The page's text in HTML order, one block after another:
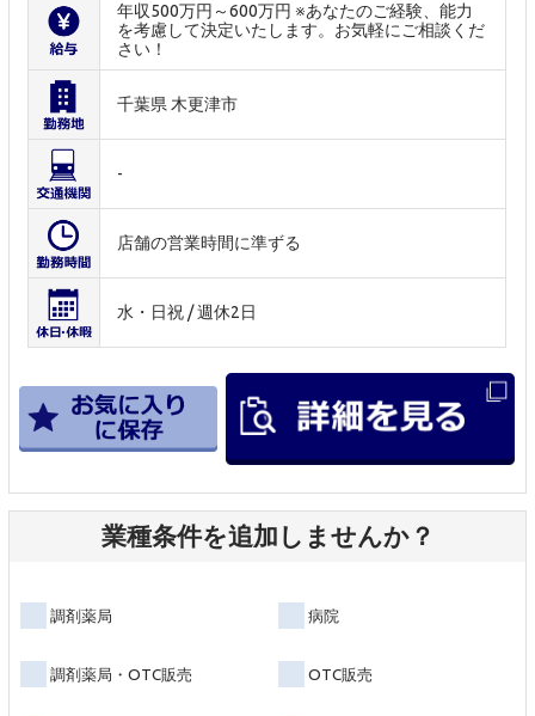
年収500万円～600万円 ※あなたのご経験、能力
を考慮して決定いたします。お気軽にご相談くだ
さい！
千葉県 木更津市
-
店舗の営業時間に準ずる
水・日祝 / 週休2日
業種条件を追加しませんか？
調剤薬局 病院
調剤薬局・OTC販売 OTC販売